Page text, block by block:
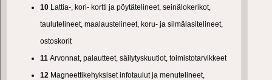
10 Lattia-, kori- kortti ja pöytätelineet, seinälokerikot,
taulutelineet, maalaustelineet, koru- ja silmälasitelineet,
ostoskorit
11 Arvonnat, palautteet, säilytyskuutiot, toimistotarvikkeet
12 Magneettikehyksiset infotaulut ja menutelineet,